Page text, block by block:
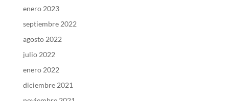
enero 2023
septiembre 2022
agosto 2022
julio 2022
enero 2022
diciembre 2021